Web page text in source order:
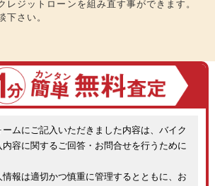
レジットローンを組み直す事ができます。
下さい。
ムにご記入いただきました内容は、バイク
容に関するご回答・お問合せを行うために
情報は適切かつ慎重に管理するとともに、お